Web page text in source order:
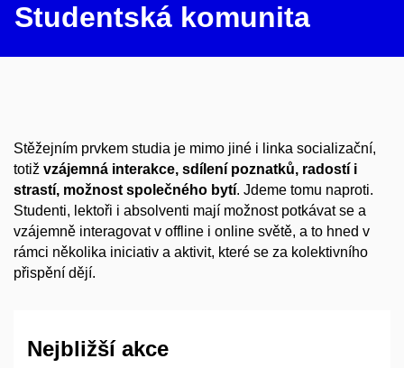
Studentská komunita
Stěžejním prvkem studia je mimo jiné i linka socializační,
totiž vzájemná interakce, sdílení poznatků, radostí i
strastí, možnost společného bytí. Jdeme tomu naproti.
Studenti, lektoři i absolventi mají možnost potkávat se a
vzájemně interagovat v offline i online světě, a to hned v
rámci několika iniciativ a aktivit, které se za kolektivního
přispění dějí.
Nejbližší akce